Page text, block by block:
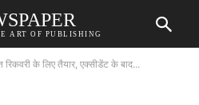
ART OF PUBLISHING
के लिए तैयार, एक्सीडेंट के बाद...